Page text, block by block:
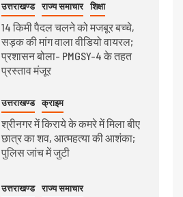
उत्तराखण्ड राज्य समाचार शिक्षा
14 किमी पैदल चलने को मजबूर बच्चे,
सड़क की मांग वाला वीडियो वायरल;
प्रशासन बोला- PMGSY-4 के तहत
प्रस्ताव मंजूर
उत्तराखण्ड क्राइम
श्रीनगर में किराये के कमरे में मिला बीए
छात्र का शव, आत्महत्या की आशंका;
पुलिस जांच में जुटी
उत्तराखण्ड राज्य समाचार